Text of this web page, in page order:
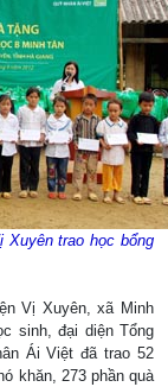
Xuyên trao học bổng
Vị Xuyên, xã Minh
sinh, đại diện Tổng
Ái Việt đã trao 52
khăn, 273 phần quà